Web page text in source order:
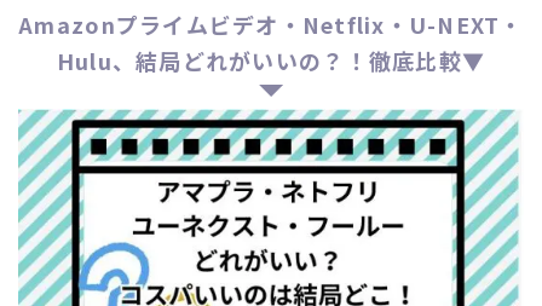
Amazonプライムビデオ・Netflix・U-NEXT・
Hulu、結局どれがいいの？！徹底比較▼